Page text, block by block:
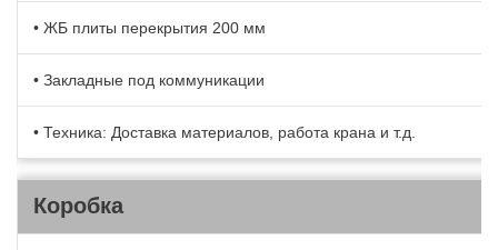
• ЖБ плиты перекрытия 200 мм
• Закладные под коммуникации
• Техника: Доставка материалов, работа крана и т.д.
Коробка